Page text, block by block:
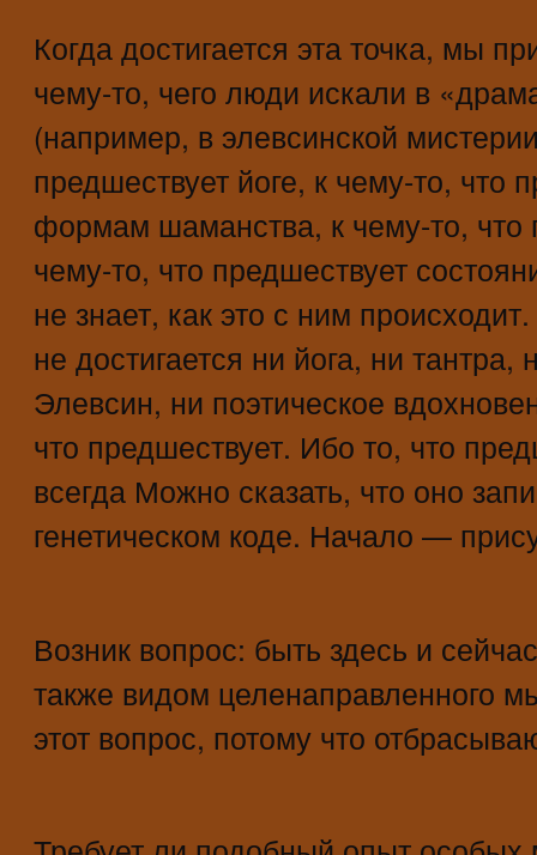
Когда достигается эта точка, мы
чему-то, чего люди искали в
(например, в элевсинской
предшествует йоге, к чему-то, что
формам шаманства, к чему-то, что
чему-то, что предшествует
не знает, как это с ним
не достигается ни йога, ни
Элевсин, ни поэтическое
что предшествует. Ибо то, что
всегда Можно сказать, что оно
генетическом коде. Начало —
Возник вопрос: быть здесь и
также видом целенаправленного
этот вопрос, потому что